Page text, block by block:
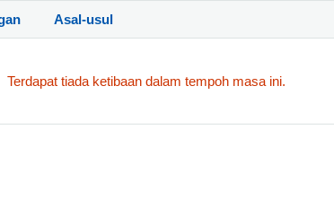
Asal-usul
Terdapat tiada ketibaan dalam tempoh masa ini.